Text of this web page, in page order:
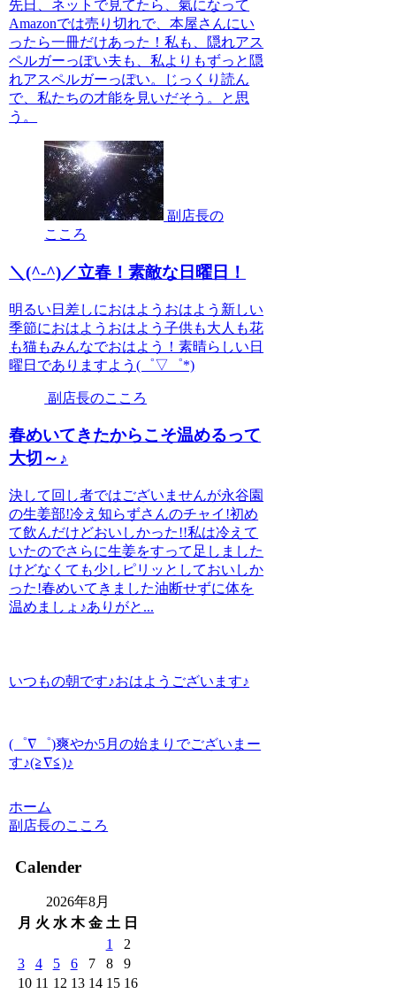
先日、ネットで見てたら、氣になって
Amazonでは売り切れで、本屋さんにい
ったら一冊だけあった！私も、隠れアス
ペルガーっぽい夫も、私よりもずっと隠
れアスペルガーっぽい。じっくり読ん
で、私たちの才能を見いだそう。と思
う。
副店長の
こころ
＼(^-^)／立春！素敵な日曜日！
明るい日差しにおはようおはよう新しい
季節におはようおはよう子供も大人も花
も猫もみんなでおはよう！素晴らしい日
曜日でありますよう(゜▽゜*)
副店長のこころ
春めいてきたからこそ温めるって
大切～♪
決して回し者ではございませんが永谷園
の生姜部!冷え知らずさんのチャイ!初め
て飲んだけどおいしかった!!私は冷えて
いたのでさらに生姜をすって足しました
けどなくても少しピリッとしておいしか
った!春めいてきました油断せずに体を
温めましょ♪ありがと...
いつもの朝です♪おはようございます♪
(゜∇゜)爽やか5月の始まりでございまー
す♪(≧∇≦)♪
ホーム
副店長のこころ
Calender
2026年8月
月 火 水 木 金 土 日
1
2
3
4 5 6 7 8
9
10 11 12 13 14 15 16